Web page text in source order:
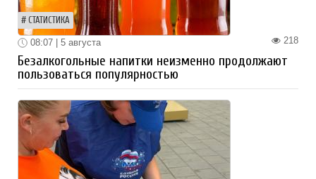
СТАТИСТИКА
218
08:07 | 5 августа
Безалкогольные напитки неизменно продолжают
пользоваться популярностью